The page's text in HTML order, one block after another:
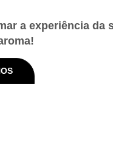
a experiência da